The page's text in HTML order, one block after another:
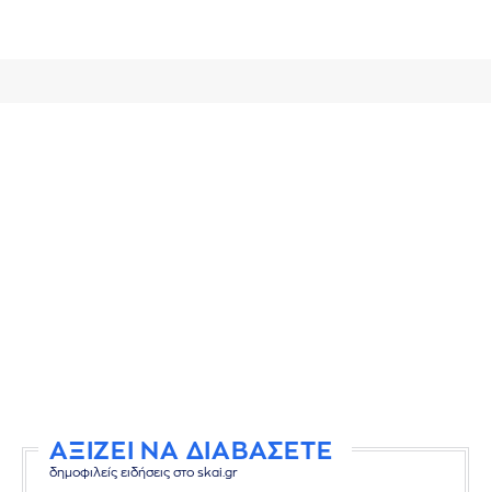
ΑΞΙΖΕΙ ΝΑ ΔΙΑΒΑΣΕΤΕ
δημοφιλείς ειδήσεις στο skai.gr